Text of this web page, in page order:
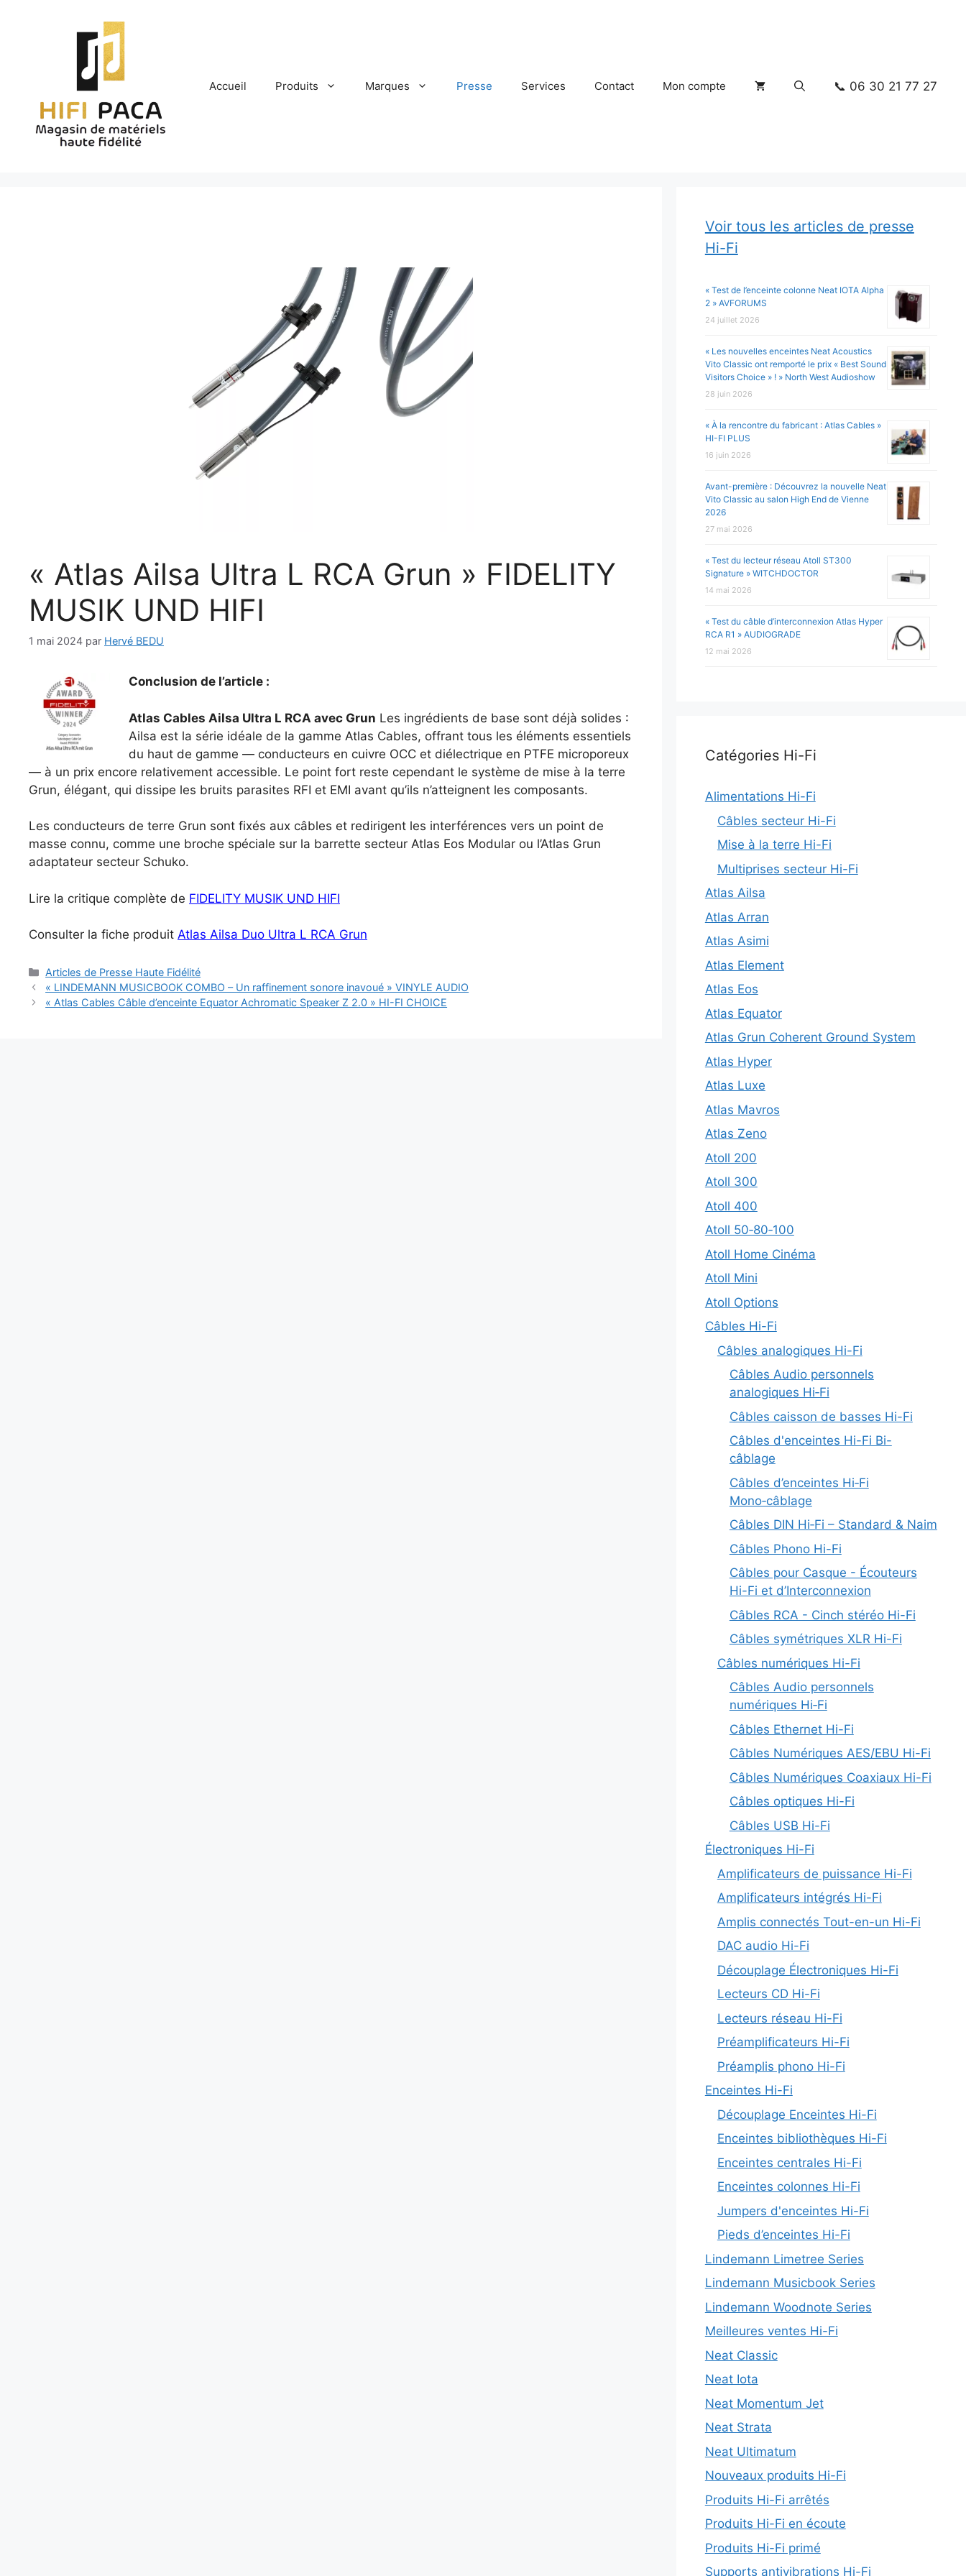
Accueil Produits Marques Presse Services Contact Mon compte 📞 06 30 21 77 27
« Atlas Ailsa Ultra L RCA Grun » FIDELITY
MUSIK UND HIFI
1 mai 2024 par Hervé BEDU
Conclusion de l’article :
Atlas Cables Ailsa Ultra L RCA avec Grun Les ingrédients de base sont déjà solides :
Ailsa est la série idéale de la gamme Atlas Cables, offrant tous les éléments essentiels
du haut de gamme — conducteurs en cuivre OCC et diélectrique en PTFE microporeux
— à un prix encore relativement accessible. Le point fort reste cependant le système de mise à la terre
Grun, élégant, qui dissipe les bruits parasites RFI et EMI avant qu’ils n’atteignent les composants.
Les conducteurs de terre Grun sont fixés aux câbles et redirigent les interférences vers un point de
masse connu, comme une broche spéciale sur la barrette secteur Atlas Eos Modular ou l’Atlas Grun
adaptateur secteur Schuko.
Lire la critique complète de FIDELITY MUSIK UND HIFI
Consulter la fiche produit Atlas Ailsa Duo Ultra L RCA Grun
Catégories
Articles de Presse Haute Fidélité
« LINDEMANN MUSICBOOK COMBO – Un raffinement sonore inavoué » VINYLE AUDIO
« Atlas Cables Câble d’enceinte Equator Achromatic Speaker Z 2.0 » HI-FI CHOICE
Voir tous les articles de presse
Hi-Fi
« Test de l’enceinte colonne Neat IOTA Alpha
2 » AVFORUMS
24 juillet 2026
« Les nouvelles enceintes Neat Acoustics
Vito Classic ont remporté le prix « Best Sound
Visitors Choice » ! » North West Audioshow
28 juin 2026
« À la rencontre du fabricant : Atlas Cables »
HI-FI PLUS
16 juin 2026
Avant-première : Découvrez la nouvelle Neat
Vito Classic au salon High End de Vienne
2026
27 mai 2026
« Test du lecteur réseau Atoll ST300
Signature » WITCHDOCTOR
14 mai 2026
« Test du câble d’interconnexion Atlas Hyper
RCA R1 » AUDIOGRADE
12 mai 2026
Catégories Hi-Fi
Alimentations Hi-Fi
Câbles secteur Hi-Fi
Mise à la terre Hi-Fi
Multiprises secteur Hi-Fi
Atlas Ailsa
Atlas Arran
Atlas Asimi
Atlas Element
Atlas Eos
Atlas Equator
Atlas Grun Coherent Ground System
Atlas Hyper
Atlas Luxe
Atlas Mavros
Atlas Zeno
Atoll 200
Atoll 300
Atoll 400
Atoll 50‑80‑100
Atoll Home Cinéma
Atoll Mini
Atoll Options
Câbles Hi-Fi
Câbles analogiques Hi-Fi
Câbles Audio personnels
analogiques Hi‑Fi
Câbles caisson de basses Hi-Fi
Câbles d'enceintes Hi-Fi Bi-
câblage
Câbles d’enceintes Hi‑Fi
Mono‑câblage
Câbles DIN Hi‑Fi – Standard & Naim
Câbles Phono Hi-Fi
Câbles pour Casque - Écouteurs
Hi-Fi et d’Interconnexion
Câbles RCA - Cinch stéréo Hi-Fi
Câbles symétriques XLR Hi-Fi
Câbles numériques Hi-Fi
Câbles Audio personnels
numériques Hi‑Fi
Câbles Ethernet Hi-Fi
Câbles Numériques AES/EBU Hi-Fi
Câbles Numériques Coaxiaux Hi-Fi
Câbles optiques Hi-Fi
Câbles USB Hi-Fi
Électroniques Hi-Fi
Amplificateurs de puissance Hi-Fi
Amplificateurs intégrés Hi-Fi
Amplis connectés Tout-en-un Hi-Fi
DAC audio Hi-Fi
Découplage Électroniques Hi-Fi
Lecteurs CD Hi-Fi
Lecteurs réseau Hi-Fi
Préamplificateurs Hi-Fi
Préamplis phono Hi-Fi
Enceintes Hi-Fi
Découplage Enceintes Hi-Fi
Enceintes bibliothèques Hi-Fi
Enceintes centrales Hi-Fi
Enceintes colonnes Hi-Fi
Jumpers d'enceintes Hi-Fi
Pieds d’enceintes Hi-Fi
Lindemann Limetree Series
Lindemann Musicbook Series
Lindemann Woodnote Series
Meilleures ventes Hi-Fi
Neat Classic
Neat Iota
Neat Momentum Jet
Neat Strata
Neat Ultimatum
Nouveaux produits Hi-Fi
Produits Hi-Fi arrêtés
Produits Hi-Fi en écoute
Produits Hi-Fi primé
Supports antivibrations Hi-Fi